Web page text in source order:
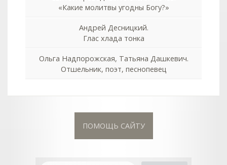
«Какие молитвы угодны Богу?»
Андрей Десницкий.
Глас хлада тонка
Ольга Надпорожская, Татьяна Дашкевич.
Отшельник, поэт, песнопевец
ПОМОЩЬ САЙТУ